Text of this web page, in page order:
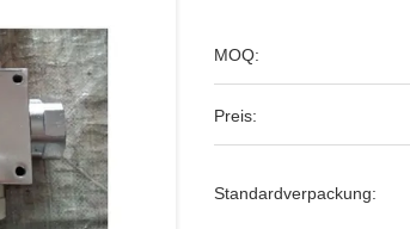
MOQ:
Preis:
Standardverpackung: